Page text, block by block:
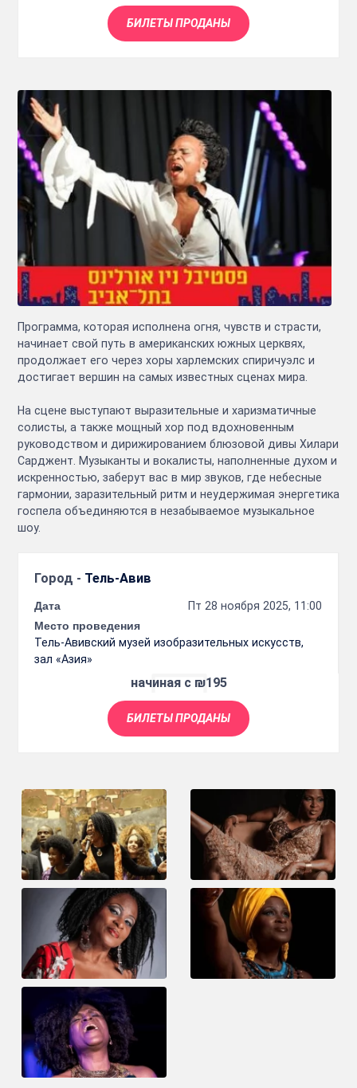
БИЛЕТЫ ПРОДАНЫ
Программа, которая исполнена огня, чувств и страсти,
начинает свой путь в американских южных церквях,
продолжает его через хоры харлемских спиричуэлс и
достигает вершин на самых известных сценах мира.
На сцене выступают выразительные и харизматичные
солисты, а также мощный хор под вдохновенным
руководством и дирижированием блюзовой дивы Хилари
Сарджент. Музыканты и вокалисты, наполненные духом и
искренностью, заберут вас в мир звуков, где небесные
гармонии, заразительный ритм и неудержимая энергетика
госпела объединяются в незабываемое музыкальное
шоу.
Город - Тель-Авив
Дата
Пт 28 ноября 2025, 11:00
Место проведения
Тель-Авивский музей изобразительных искусств,
зал «Азия»
начиная с ₪195
БИЛЕТЫ ПРОДАНЫ